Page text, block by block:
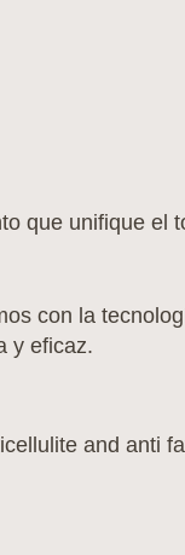
que unifique el
con la
y eficaz.